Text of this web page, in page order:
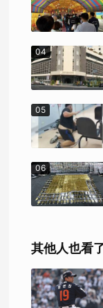
04
05
06
其他人也看